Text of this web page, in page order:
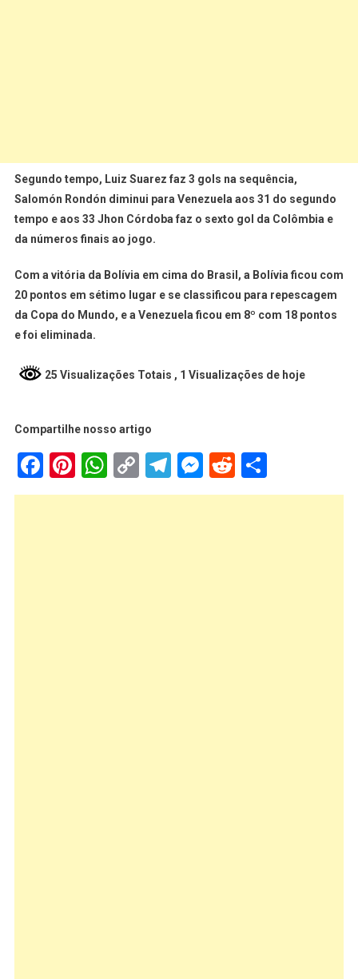
Segundo tempo, Luiz Suarez faz 3 gols na sequência,
Salomón Rondón diminui para Venezuela aos 31 do segundo
tempo e aos 33 Jhon Córdoba faz o sexto gol da Colômbia e
da números finais ao jogo.
Com a vitória da Bolívia em cima do Brasil, a Bolívia ficou com
20 pontos em sétimo lugar e se classificou para repescagem
da Copa do Mundo, e a Venezuela ficou em 8º com 18 pontos
e foi eliminada.
25 Visualizações Totais , 1 Visualizações de hoje
Compartilhe nosso artigo
Facebook
Pinterest
WhatsApp
Copy
Link
Telegram
Messenger
Reddit
Share